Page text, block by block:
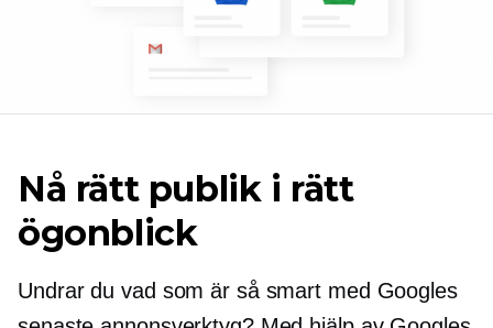
Nå rätt publik i rätt
ögonblick
Undrar du vad som är så smart med Googles